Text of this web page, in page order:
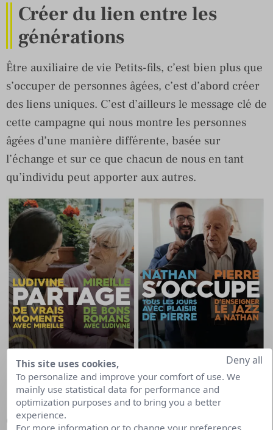
Créer du lien entre les
générations
Être auxiliaire de vie Petits-fils, c’est bien plus que
s’occuper de personnes âgées, c’est d’abord créer
des liens uniques. C’est d’ailleurs le message clé de
cette campagne qui nous montre les personnes
âgées d’une manière différente, basée sur
l’échange et sur ce que chacun de nous en tant
qu’individu peut apporter aux autres.
Cette campagne est à retrouver sur le site d’
This site uses cookies,
To personalize and improve your comfort of use. We
mainly use statistical data for performance and
optimization purposes and to bring you a better
experience.
For more information or to change your preferences,
Deny all